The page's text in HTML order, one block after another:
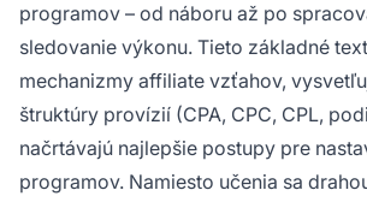
programov – od náboru až po
sledovanie výkonu. Tieto základné
mechanizmy affiliate vzťahov,
štruktúry provízií (CPA, CPC, CPL,
načrtávajú najlepšie postupy pre
programov. Namiesto učenia sa